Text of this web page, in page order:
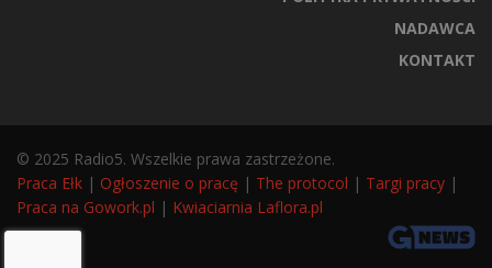
NADAWCA
KONTAKT
© 2025 Radio5. Wszelkie prawa zastrzeżone.
Praca Ełk | Ogłoszenie o pracę | The protocol | Targi pracy |
Praca na Gowork.pl | Kwiaciarnia Laflora.pl